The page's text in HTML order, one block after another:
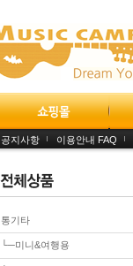
공지사항 이용안내 FAQ
통기타
└─미니&여행용